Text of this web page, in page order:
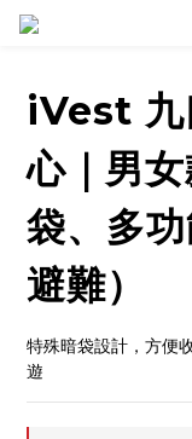
iVest 九
心｜男
袋、多功
避難）
特殊暗袋設計，方便
遊